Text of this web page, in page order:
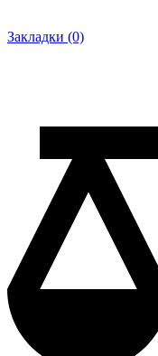
Закладки (0)